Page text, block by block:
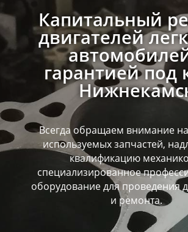
Капитальный
двигателей
гарантией под
Всегда обращаем внимание
используемых запчастей,
квалификацию
специализированное
оборудование для проведения
и ремонта.